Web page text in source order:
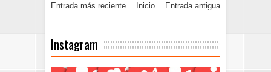
Entrada más reciente Entrada antigua
Inicio
Instagram